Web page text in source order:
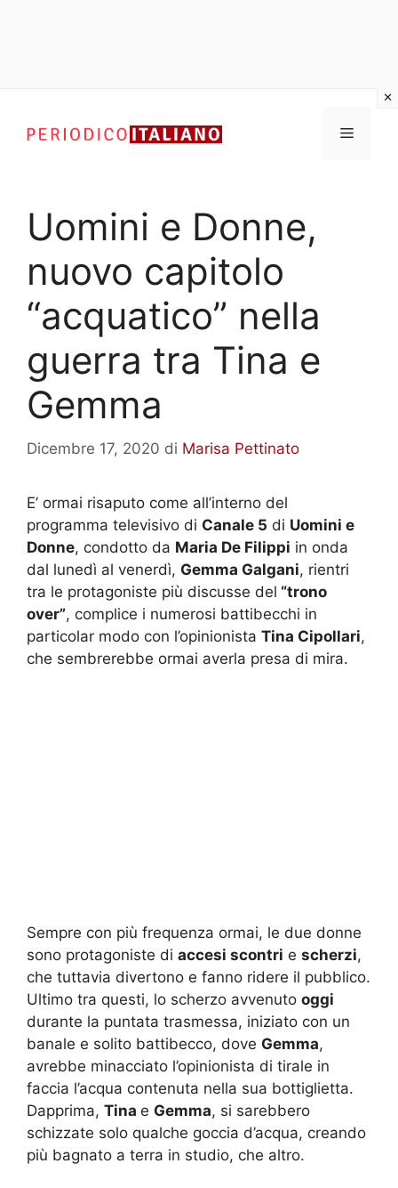
contenuto
Menu
Uomini e Donne,
nuovo capitolo
“acquatico” nella
guerra tra Tina e
Gemma
Dicembre 17, 2020 di Marisa Pettinato
E’ ormai risaputo come all’interno del
programma televisivo di Canale 5 di Uomini e
Donne, condotto da Maria De Filippi in onda
dal lunedì al venerdì, Gemma Galgani, rientri
tra le protagoniste più discusse del “trono
over”, complice i numerosi battibecchi in
particolar modo con l’opinionista Tina Cipollari,
che sembrerebbe ormai averla presa di mira.
Sempre con più frequenza ormai, le due donne
sono protagoniste di accesi scontri e scherzi,
che tuttavia divertono e fanno ridere il pubblico.
Ultimo tra questi, lo scherzo avvenuto oggi
durante la puntata trasmessa, iniziato con un
banale e solito battibecco, dove Gemma,
avrebbe minacciato l’opinionista di tirale in
faccia l’acqua contenuta nella sua bottiglietta.
Dapprima, Tina e Gemma, si sarebbero
schizzate solo qualche goccia d’acqua, creando
più bagnato a terra in studio, che altro.